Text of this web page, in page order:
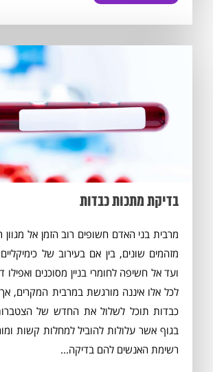
בדיקת מתכות כבדות
מרבית בני האדם חשופים רוב הזמן אל
מזהמים שונים, בין אם בעירוב של
ועד אל חשיפה לחומרי בניין מסוכנים
לכל אלו איננה מורגשת במרבית המקרים,
כבדות תוכל לשלול את החדש של
בגוף אשר עלולות להוביל למחלות קשות
רשימת האנשים להם בדיקה...